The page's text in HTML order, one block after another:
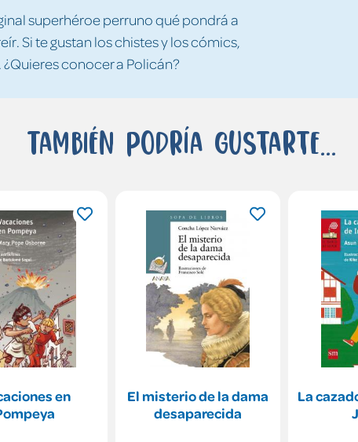
superhéroe perruno qué pondrá a
Si te gustan los chistes y los cómics,
conocer a Policán?
También podría gustarte...
en
El misterio de la dama
desaparecida
La